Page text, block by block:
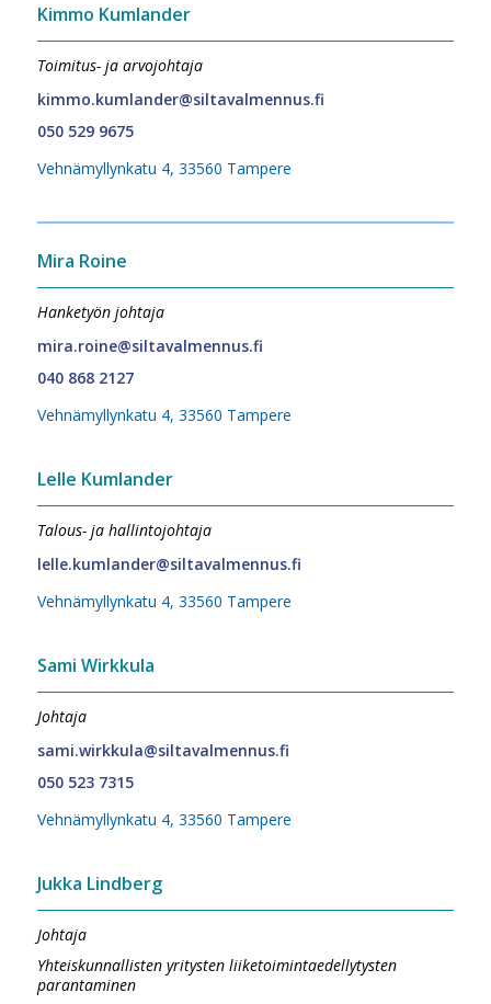
Kimmo Kumlander
Toimitus- ja arvojohtaja
kimmo.kumlander@siltavalmennus.fi
050 529 9675
Vehnämyllynkatu 4, 33560 Tampere
Mira Roine
Hanketyön johtaja
mira.roine@siltavalmennus.fi
040 868 2127
Vehnämyllynkatu 4, 33560 Tampere
Lelle Kumlander
Talous- ja hallintojohtaja
lelle.kumlander@siltavalmennus.fi
Vehnämyllynkatu 4, 33560 Tampere
Sami Wirkkula
Johtaja
sami.wirkkula@siltavalmennus.fi
050 523 7315
Vehnämyllynkatu 4, 33560 Tampere
Jukka Lindberg
Johtaja
Yhteiskunnallisten yritysten liiketoimintaedellytysten
parantaminen